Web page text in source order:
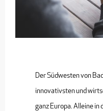
Der Südwesten von
innovativsten und
ganz Europa. Alleine